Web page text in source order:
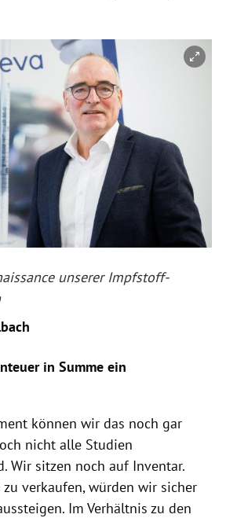
öffnen/schließen
unserer Impfstoff-
in Summe ein
können wir das noch gar
nicht alle Studien
Wir sitzen noch auf Inventar.
verkaufen, würden wir sicher
Im Verhältnis zu den